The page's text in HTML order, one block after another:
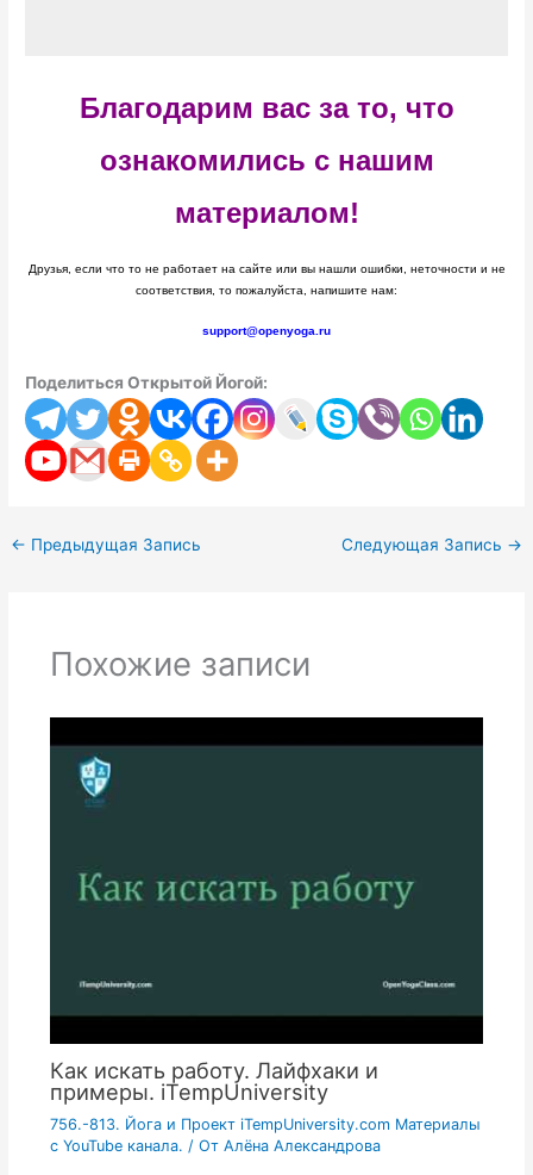
Благодарим вас за то, что
ознакомились с нашим
материалом!
Друзья, если что то не работает на сайте или вы нашли ошибки, неточности и не
соответствия, то пожалуйста, напишите нам:
support@openyoga.ru
Поделиться Открытой Йогой:
← Предыдущая Запись Следующая Запись →
Похожие записи
Как искать работу. Лайфхаки и
примеры. iTempUniversity
756.-813. Йога и Проект iTempUniversity.com Материалы
с YouTube канала. / От Алёна Александрова